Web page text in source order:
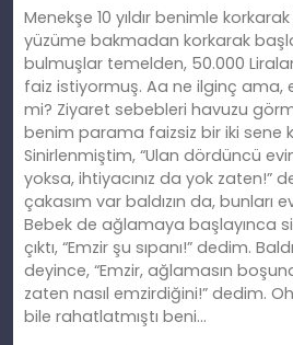
Menekşe 10 yıldır benimle
yüzüme bakmadan korkarak
bulmuşlar temelden, 50.000
faiz istiyormuş. Aa ne ilginç ama,
mi? Ziyaret sebebleri havuzu
benim parama faizsiz bir iki sene
Sinirlenmiştim, “Ulan dördüncü
yoksa, ihtiyacınız da yok zaten!”
çakasım var baldızın da, bunları
Bebek de ağlamaya başlayınca
çıktı, “Emzir şu sıpanı!” dedim.
deyince, “Emzir, ağlamasın
zaten nasıl emzirdiğini!” dedim.
bile rahatlatmıştı beni…